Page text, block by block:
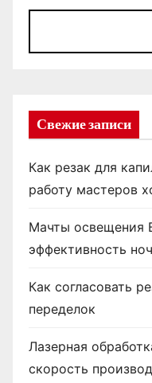
Свежие записи
Как резак для
работу мастеров
Мачты освещения
эффективность
Как согласовать
переделок
Лазерная
скорость